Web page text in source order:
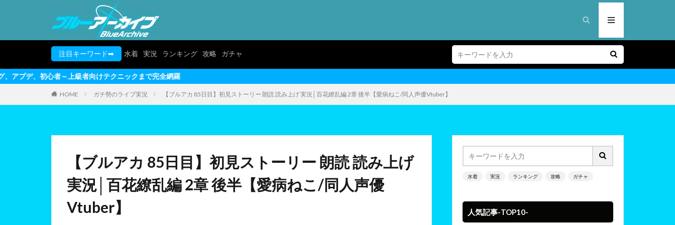
注目キーワード➡ 水着 実況 ランキング 攻略 ガチャ
上級者向けテクニックまで完全網羅
HOME ガチ勢のライブ実況 【ブルアカ 85日目】初見ストーリー 朗読 読み上げ 実況│百花繚乱編 2章 後半【愛病ねこ/同人声優Vtuber】
【ブルアカ 85日目】初見ストーリー 朗読 読み上げ
実況│百花繚乱編 2章 後半【愛病ねこ/同人声優
Vtuber】
水着 実況 ランキング 攻略 ガチャ
人気記事-TOP10-